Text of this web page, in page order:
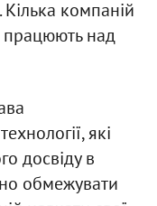
Кілька компаній
над
які
досвіду в
обмежувати